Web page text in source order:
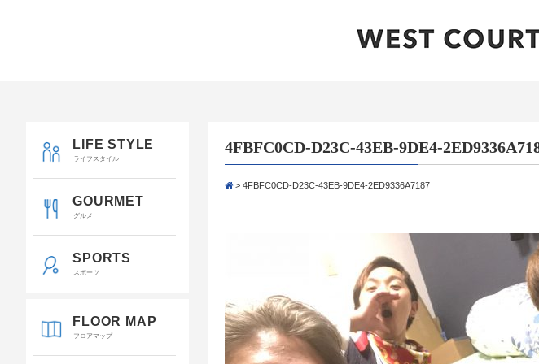
LIFE STYLE
ライフスタイル
GOURMET
グルメ
SPORTS
スポーツ
FLOOR MAP
フロアマップ
4FBFC0CD-D23C-43EB-9DE4-
> 4FBFC0CD-D23C-43EB-9DE4-2ED9336A7187